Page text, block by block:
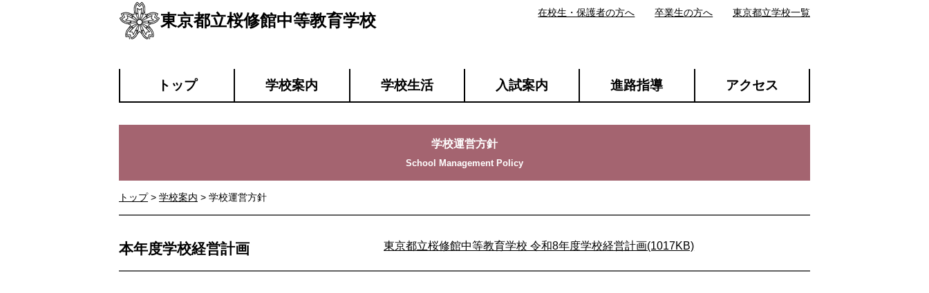
東京都立桜修館中等教育学校
トップ 学校案内 学校生活 入試案内 進路指導 アクセス
在校生・保護者の方へ 卒業生の方へ 東京都立学校一覧
トップ> 学校案内 > 学校運営方針
学校運営方針
本年度学校経営計画 東京都立桜修館中等教育学校 令和8年度学校経営計画(1017KB)